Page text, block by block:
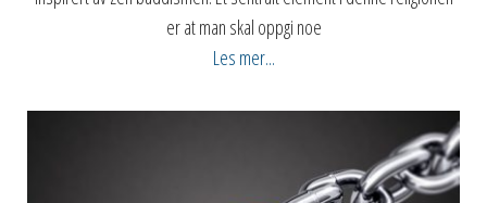
er at man skal oppgi noe
Les mer...